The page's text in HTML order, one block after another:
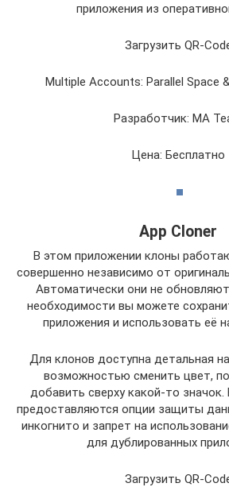
приложения из
Загрузить QR-
Multiple Accounts: Parallel Space
Разработчик: MA
Цена: Бесплатно
App Cloner
В этом приложении клоны
совершенно независимо от
Автоматически они не
необходимости вы можете
приложения и использовать её
Для клонов доступна детальная
возможностью сменить цвет,
добавить сверху какой-то значок.
предоставляются опции защиты
инкогнито и запрет на
для дублированных
Загрузить QR-